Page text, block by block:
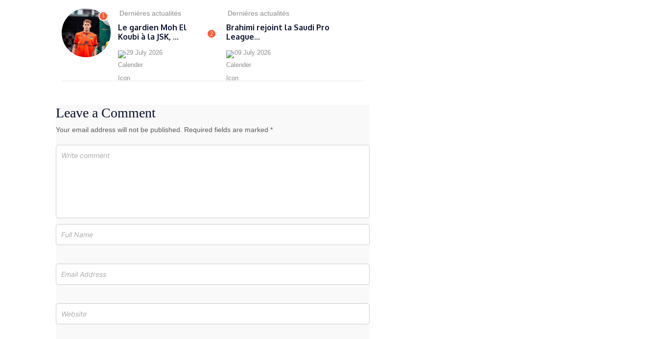
1 Dernières actualités
Le gardien Moh El
Koubi à la JSK, ...
29 July 2026
2
Dernières actualités
Brahimi rejoint la Saudi Pro
League...
09 July 2026
Leave a Comment
Your email address will not be published. Required fields are marked *